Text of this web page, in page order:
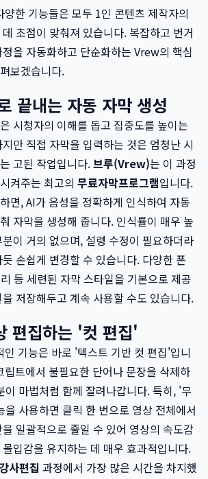
한 기능들은 모두 1인 콘텐츠 제작자의
초점이 맞춰져 있습니다. 복잡하고 번거
을 자동화하고 단순화하는 Vrew의 핵심
보겠습니다.
끝내는 자동 자막 생성
시청자의 이해를 돕고 집중도를 높이는
만 직접 자막을 입력하는 것은 엄청난 시
고된 작업입니다.브루(Vrew)는 이 과정
켜주는 최고의 무료자막프로그램입니다.
면, AI가 음성을 정확하게 인식하여 자동
자막을 생성해 줍니다. 인식률이 매우 높
이 거의 없으며, 설령 수정이 필요하더라
손쉽게 변경할 수 있습니다. 다양한 폰
등 세련된 자막 스타일을 기본으로 제공
저장해두고 계속 사용할 수도 있습니다.
편집하는 '컷 편집'
기능은 바로 '텍스트 기반 컷 편집'입니
립트에서 불필요한 단어나 문장을 삭제하
이 마법처럼 함께 잘려나갑니다. 특히, '무
을 사용하면 클릭 한 번으로 영상 전체에서
일괄적으로 줄일 수 있어 영상의 속도감
입감을 유지하는 데 매우 효과적입니다.
사편집 과정에서 가장 많은 시간을 차지했